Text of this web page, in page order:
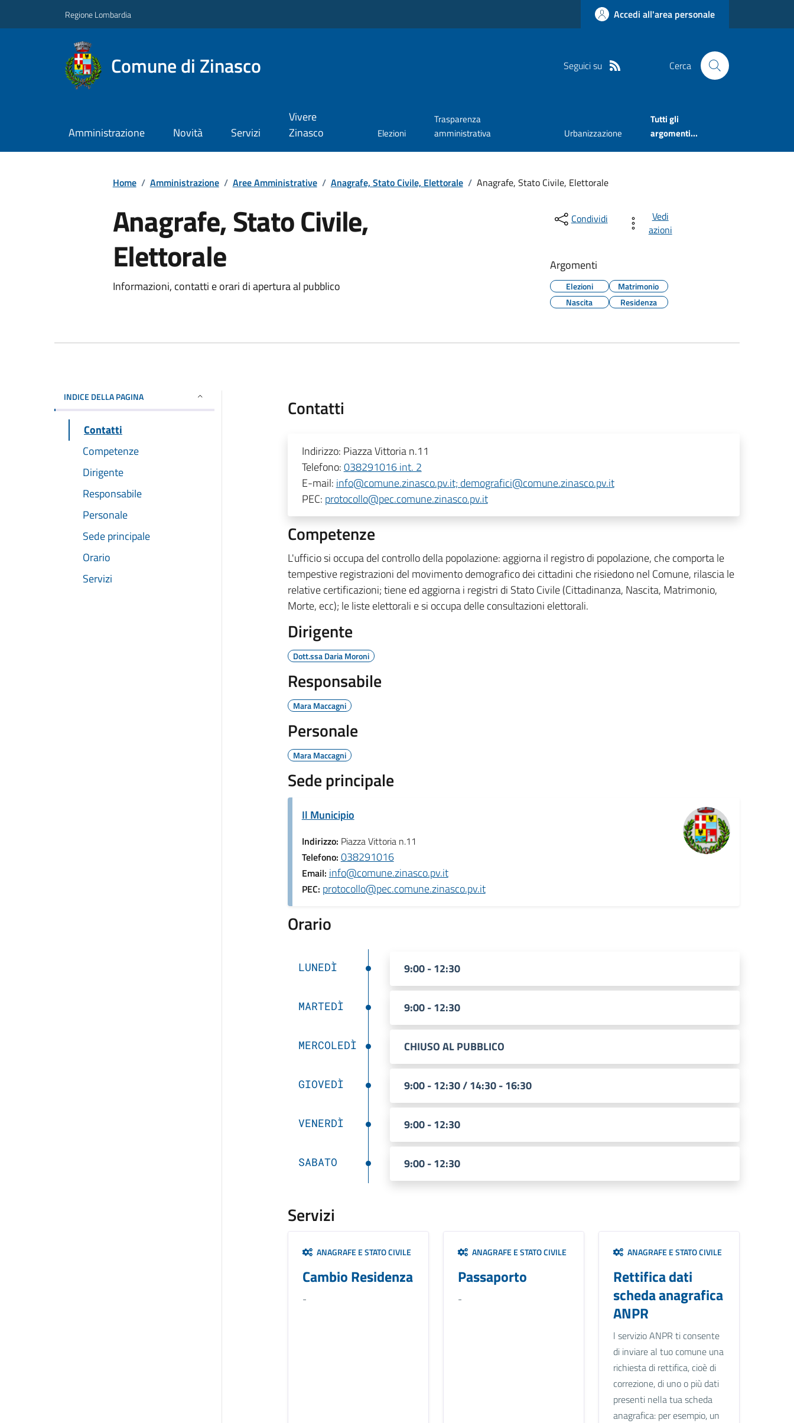
Regione Lombardia Accedi all'area personale
Comune di Zinasco Seguici su Cerca
Amministrazione Novità Servizi
Vivere
Zinasco
Elezioni
Trasparenza
amministrativa
Urbanizzazione
Tutti gli
argomenti...
Home / Amministrazione / Aree Amministrative / Anagrafe, Stato Civile, Elettorale / Anagrafe, Stato Civile, Elettorale
Anagrafe, Stato Civile,
Elettorale
Informazioni, contatti e orari di apertura al pubblico
Condividi
Vedi
azioni
Argomenti
Elezioni
Matrimonio
Nascita
Residenza
INDICE DELLA PAGINA
Contatti
Competenze
Dirigente
Responsabile
Personale
Sede principale
Orario
Servizi
Contatti
Indirizzo: Piazza Vittoria n.11
Telefono:038291016 int. 2
E-mail: info@comune.zinasco.pv.it; demografici@comune.zinasco.pv.it
PEC: protocollo@pec.comune.zinasco.pv.it
Competenze
L'ufficio si occupa del controllo della popolazione: aggiorna il registro di popolazione, che comporta le
tempestive registrazioni del movimento demografico dei cittadini che risiedono nel Comune, rilascia le
relative certificazioni; tiene ed aggiorna i registri di Stato Civile (Cittadinanza, Nascita, Matrimonio,
Morte, ecc); le liste elettorali e si occupa delle consultazioni elettorali.
Dirigente
Dott.ssa Daria Moroni
Responsabile
Mara Maccagni
Personale
Mara Maccagni
Sede principale
Il Municipio
Indirizzo: Piazza Vittoria n.11
Telefono: 038291016
Email: info@comune.zinasco.pv.it
PEC: protocollo@pec.comune.zinasco.pv.it
Orario
LUNEDÌ 9:00 - 12:30
MARTEDÌ 9:00 - 12:30
MERCOLEDÌ CHIUSO AL PUBBLICO
GIOVEDÌ 9:00 - 12:30 / 14:30 - 16:30
VENERDÌ 9:00 - 12:30
SABATO 9:00 - 12:30
Servizi
ANAGRAFE E STATO CIVILE
Cambio Residenza
-
ANAGRAFE E STATO CIVILE
Passaporto
-
ANAGRAFE E STATO CIVILE
Rettifica dati
scheda anagrafica
ANPR
l servizio ANPR ti consente
di inviare al tuo comune una
richiesta di rettifica, cioè di
correzione, di uno o più dati
presenti nella tua scheda
anagrafica: per esempio, un